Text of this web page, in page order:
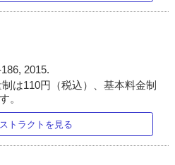
2015.
は110円（税込）、基本料金制
。
トラクトを見る